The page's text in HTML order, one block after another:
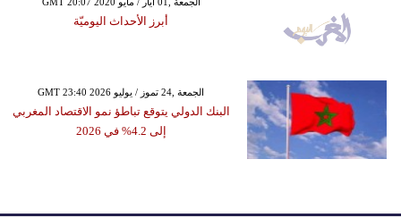
أبرز الأحداث اليوميّة
GMT 23:40 2026 الجمعة ,24 تموز / يوليو
البنك الدولي يتوقع تباطؤ نمو الاقتصاد المغربي
إلى 4.2% في 2026